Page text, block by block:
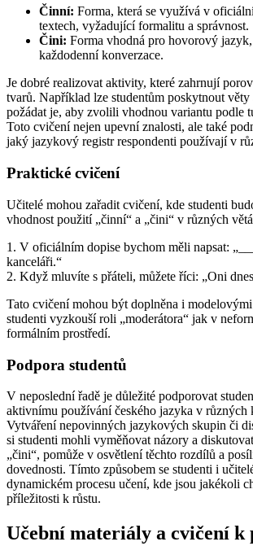
Činní: Forma, která se využívá v
textech, vyžadující formalitu a správnost.
Čini: Forma vhodná pro hovorový
každodenní konverzace.
Je dobré realizovat aktivity, které zahrnují
tvarů. Například lze studentům poskytnout
požádat je, aby zvolili vhodnou variantu podle
Toto cvičení nejen upevní znalosti, ale také
jaký jazykový registr respondenti používají v
Praktické cvičení
Učitelé mohou zařadit cvičení, kde studenti
vhodnost použití „činní“ a „čini“ v různých
1. V oficiálním dopise bychom měli napsat:
kanceláři.“
2. Když mluvíte s přáteli, můžete říci: „Oni
Tato cvičení mohou být doplněna i
studenti vyzkouší roli „moderátora“ jak v
formálním prostředí.
Podpora studentů
V neposlední řadě je důležité podporovat
aktivnímu používání českého jazyka v různých
Vytváření nepovinných jazykových skupin či
si studenti mohli vyměňovat názory a
„čini“, pomůže v osvětlení těchto rozdílů a
dovednosti. Tímto způsobem se studenti i
dynamickém procesu učení, kde jsou jakékoli
příležitosti k růstu.
Učební materiály a cvičení k